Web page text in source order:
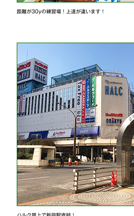
距離が30yの練習場！上達が違います！
ハルク屋上で新宿駅直結！